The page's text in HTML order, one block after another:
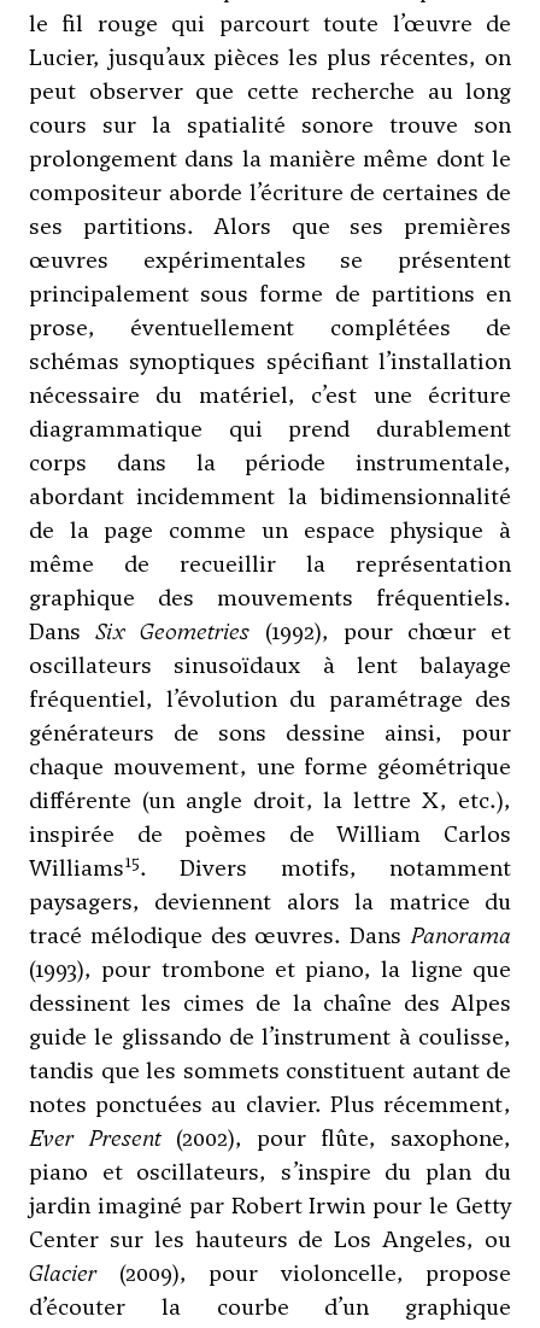
le fil rouge qui parcourt toute l’œuvre de
Lucier, jusqu’aux pièces les plus récentes, on
peut observer que cette recherche au long
cours sur la spatialité sonore trouve son
prolongement dans la manière même dont le
compositeur aborde l’écriture de certaines de
ses partitions. Alors que ses premières
œuvres expérimentales se présentent
principalement sous forme de partitions en
prose, éventuellement complétées de
schémas synoptiques spécifiant l’installation
nécessaire du matériel, c’est une écriture
diagrammatique qui prend durablement
corps dans la période instrumentale,
abordant incidemment la bidimensionnalité
de la page comme un espace physique à
même de recueillir la représentation
graphique des mouvements fréquentiels.
DansSix Geometries (1992), pour chœur et
oscillateurs sinusoïdaux à lent balayage
fréquentiel, l’évolution du paramétrage des
générateurs de sons dessine ainsi, pour
chaque mouvement, une forme géométrique
différente (un angle droit, la lettre X, etc.),
inspirée de poèmes de William Carlos
Williams15. Divers motifs, notamment
paysagers, deviennent alors la matrice du
tracé mélodique des œuvres. Dans Panorama
(1993), pour trombone et piano, la ligne que
dessinent les cimes de la chaîne des Alpes
guide le glissando de l’instrument à coulisse,
tandis que les sommets constituent autant de
notes ponctuées au clavier. Plus récemment,
Ever Present(2002), pour flûte, saxophone,
piano et oscillateurs, s’inspire du plan du
jardin imaginé par Robert Irwin pour le Getty
Center sur les hauteurs de Los Angeles, ou
Glacier(2009), pour violoncelle, propose
d’écouter la courbe d’un graphique